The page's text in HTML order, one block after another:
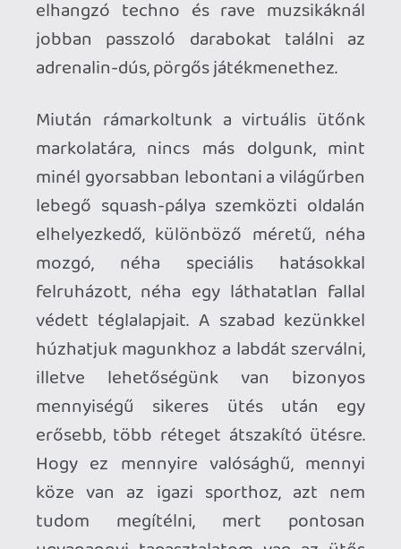
Mama helyén marad!
Minden adott tehát a remek
kikapcsolódáshoz, már csak egyetlen
követelménynek kell eleget tennünk, a
játék brutális helyigényét kell
kielégítenünk. No nem az SSDnket fogja
felzabálni a nem túl méretes VRS, hiszen
a klasszikus CD-ROM 650 Megabájtos
kapacitásával is beérné a teljes játék, a
szükséges játéktér mérete okozhat
komoly fejtörést hozzám hasonlóan
másoknál is. Mivel a játék lényege, hogy a
labdát a megfelelő időben, a megfelelő
helyen, a célnak megfelelő
legoptimálisabb szögben, a lehető
legerősebben találjuk el, ezért helyre van